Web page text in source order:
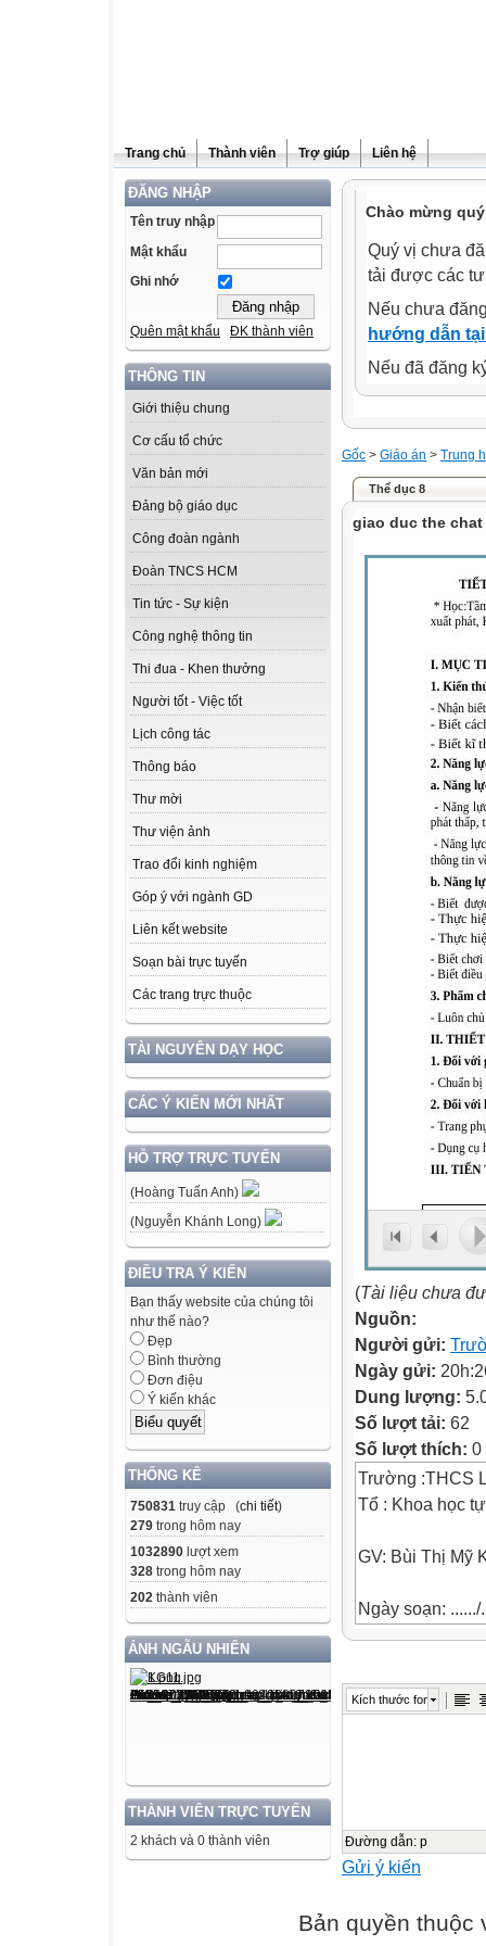
Trang chủ Thành viên Trợ giúp Liên hệ
ĐĂNG NHẬP
Tên truy nhập
Mật khẩu
Ghi nhớ
Quên mật khẩu ĐK thành viên
THÔNG TIN
Giới thiệu chung
Cơ cấu tổ chức
Văn bản mới
Đảng bộ giáo dục
Công đoàn ngành
Đoàn TNCS HCM
Tin tức - Sự kiện
Công nghệ thông tin
Thi đua - Khen thưởng
Người tốt - Việc tốt
Lịch công tác
Thông báo
Thư mời
Thư viện ảnh
Trao đổi kinh nghiệm
Góp ý với ngành GD
Liên kết website
Soạn bài trực tuyến
Các trang trực thuộc
TÀI NGUYÊN DẠY HỌC
CÁC Ý KIẾN MỚI NHẤT
HỖ TRỢ TRỰC TUYẾN
(Hoàng Tuấn Anh)
(Nguyễn Khánh Long)
ĐIỀU TRA Ý KIẾN
Bạn thấy website của chúng tôi
như thế nào?
Đẹp
Bình thường
Đơn điệu
Ý kiến khác
THỐNG KÊ
750831 truy cập (chi tiết)
279 trong hôm nay
1032890 lượt xem
328 trong hôm nay
202 thành viên
ẢNH NGẪU NHIÊN
THÀNH VIÊN TRỰC TUYẾN
2 khách và 0 thành viên
Chào mừng
Quý vị chưa
tải được các
Nếu chưa
hướng dẫn
Nếu đã đăng
Gốc > Giáo án > Trung
Thể dục 8
giao duc the chat
(Tài liệu chưa
Nguồn:
Người gửi:
Ngày gửi:
Dung lượng:
Số lượt tải: 62
Số lượt thích: 0
Trường :THCS
Tổ : Khoa học
GV: Bùi Thị Mỹ
Ngày soạn: ....../
* Học:Tầm
trí bàn đạp
- Biết cách bố
- Biết kĩ thuật
a. Năng lực
Kích thước font
Đường dẫn: p
Gửi ý kiến
Bản quyền thuộc